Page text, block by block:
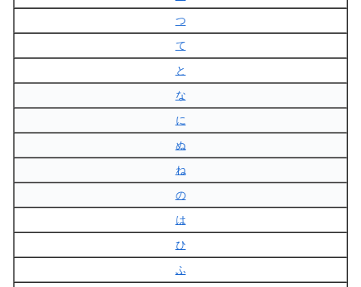
つ
て
と
な
に
ぬ
ね
の
は
ひ
ふ